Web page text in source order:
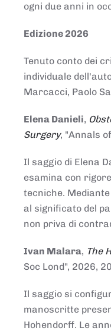
ogni due anni in
Edizione 2026
Tenuto conto dei
individuale
Marcacci, Paolo
Elena Danieli,
Surgery, "Annals
Il saggio di Elena
esamina con
tecniche.
al significato del
non priva di
Ivan Malara, The
Soc Lond", 2026,
Il saggio si
manoscritte
Hohendorff. Le